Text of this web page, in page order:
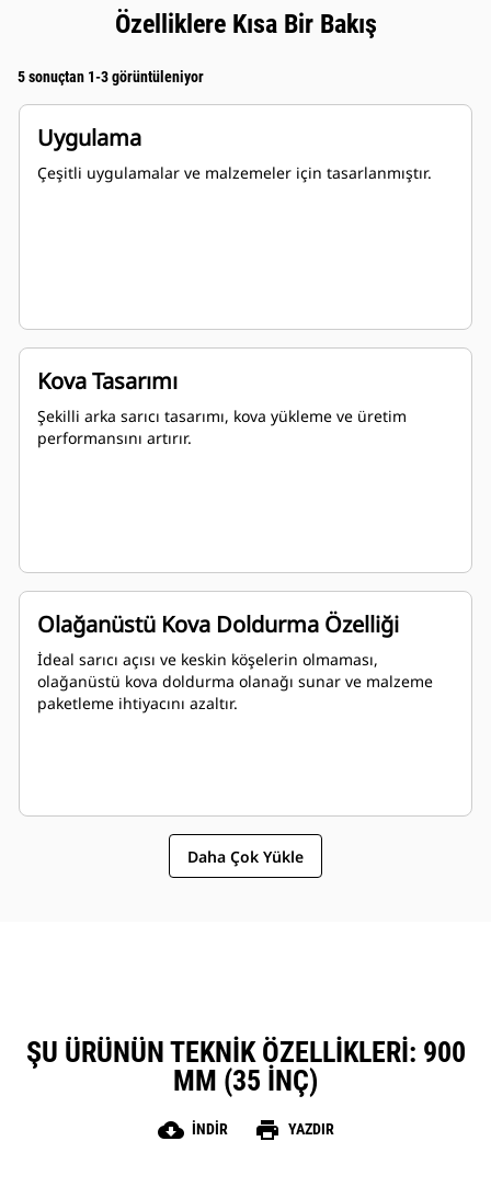
Özelliklere Kısa Bir Bakış
5 sonuçtan 1-3 görüntüleniyor
Uygulama
Çeşitli uygulamalar ve malzemeler için tasarlanmıştır.
Kova Tasarımı
Şekilli arka sarıcı tasarımı, kova yükleme ve üretim
performansını artırır.
Olağanüstü Kova Doldurma Özelliği
İdeal sarıcı açısı ve keskin köşelerin olmaması,
olağanüstü kova doldurma olanağı sunar ve malzeme
paketleme ihtiyacını azaltır.
Daha Çok Yükle
ŞU ÜRÜNÜN TEKNIK ÖZELLIKLERI: 900
MM (35 INÇ)
cloud_download İNDIR print YAZDIR